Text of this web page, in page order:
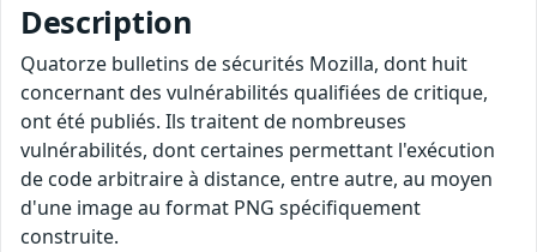
Description
Quatorze bulletins de sécurités Mozilla, dont huit
concernant des vulnérabilités qualifiées de critique,
ont été publiés. Ils traitent de nombreuses
vulnérabilités, dont certaines permettant l'exécution
de code arbitraire à distance, entre autre, au moyen
d'une image au format PNG spécifiquement
construite.